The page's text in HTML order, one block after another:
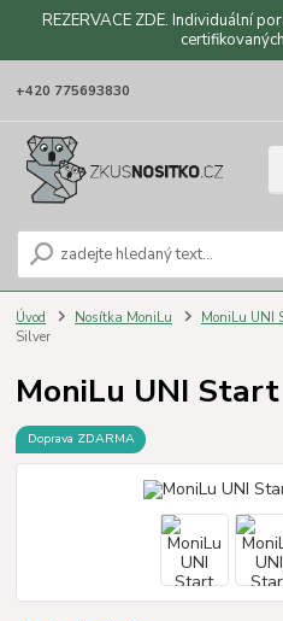
REZERVACE ZDE. Individuální
+420 775693830
Úvod Nosítka MoniLu MoniLu UNI
Silver
MoniLu UNI
Doprava ZDARMA